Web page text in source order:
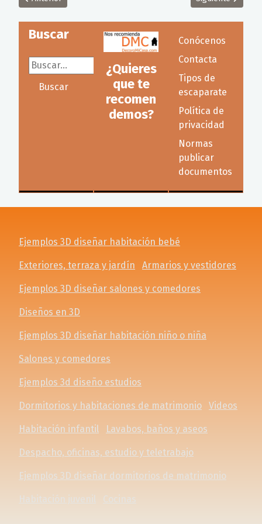
Buscar
Buscar...
Buscar
¿Quieres
que te
recomen
demos?
Conócenos
Contacta
Tipos de
escaparate
Política de
privacidad
Normas
publicar
documentos
Ejemplos 3D diseñar habitación bebé
Exteriores, terraza y jardín Armarios y vestidores
Ejemplos 3D diseñar salones y comedores
Diseños en 3D
Ejemplos 3D diseñar habitación niño o niña
Salones y comedores
Ejemplos 3d diseño estudios
Dormitorios y habitaciones de matrimonio Videos
Habitación infantil Lavabos, baños y aseos
Despacho, oficinas, estudio y teletrabajo
Ejemplos 3D diseñar dormitorios de matrimonio
Habitación juvenil Cocinas